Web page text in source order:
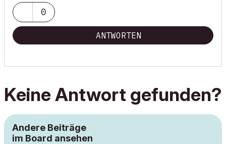
0
ANTWORTEN
Keine Antwort gefunden?
Andere Beiträge
im Board ansehen